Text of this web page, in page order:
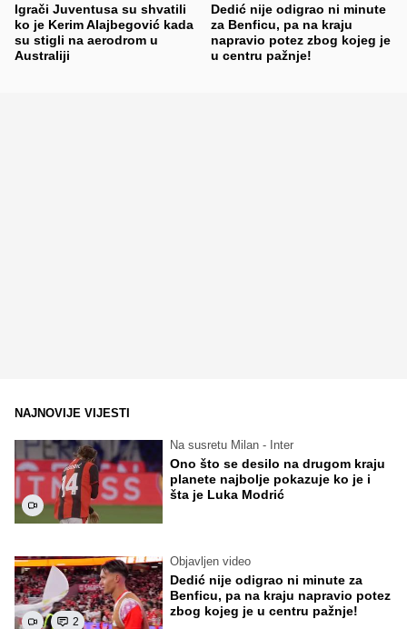
Igrači Juventusa su shvatili
ko je Kerim Alajbegović kada
su stigli na aerodrom u
Australiji
Dedić nije odigrao ni minute
za Benficu, pa na kraju
napravio potez zbog kojeg je
u centru pažnje!
NAJNOVIJE VIJESTI
Na susretu Milan - Inter
Ono što se desilo na drugom kraju
planete najbolje pokazuje ko je i
šta je Luka Modrić
2
Objavljen video
Dedić nije odigrao ni minute za
Benficu, pa na kraju napravio potez
zbog kojeg je u centru pažnje!